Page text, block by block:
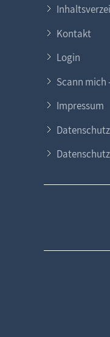
Kontakt
Login
Scann mich
Impressum
Datenschutz